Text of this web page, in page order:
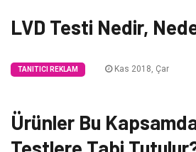
LVD Testi Nedir,
TANITICI REKLAM Kas 2018, Çar
Ürünler Bu